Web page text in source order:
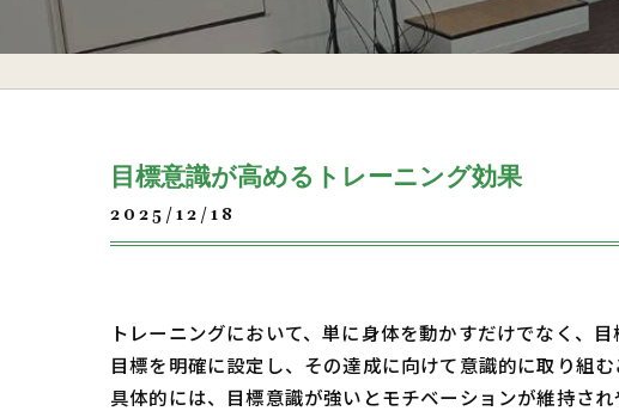
目標意識が高めるトレーニング効果
2025/12/18
トレーニングにおいて、単に身体を動かすだけでなく、
目標を明確に設定し、その達成に向けて意識的に取り組
具体的には、目標意識が強いとモチベーションが維持さ